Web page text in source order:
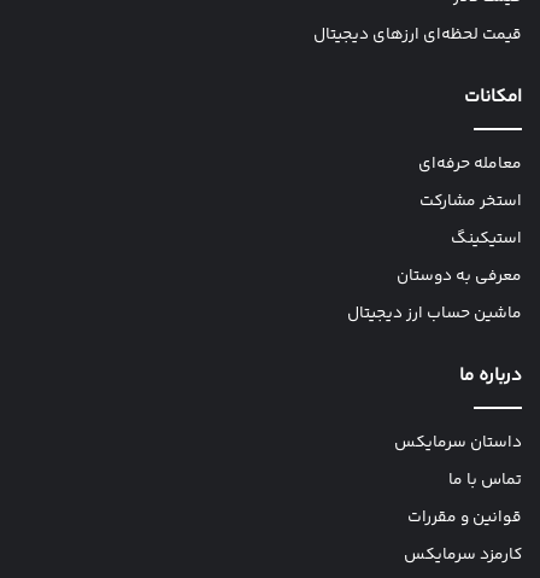
قیمت لحظه‌ای ارزهای دیجیتال
امکانات
معامله حرفه‌ای
استخر مشارکت
استیکینگ
معرفی به دوستان
ماشین حساب ارز دیجیتال
درباره ما
داستان سرمایکس
تماس با ما
قوانین و مقررات
کارمزد سرمایکس